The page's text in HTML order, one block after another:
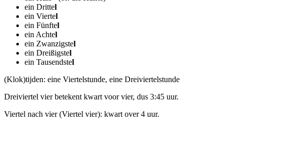
ein Drittel
ein Viertel
ein Fünftel
ein Achtel
ein Zwanzigstel
ein Dreißigstel
ein Tausendstel
(Klok)tijden: eine Viertelstunde, eine Dreiviertelstunde
Dreiviertel vier betekent kwart voor vier, dus 3:45 uur.
Viertel nach vier (Viertel vier): kwart over 4 uur.